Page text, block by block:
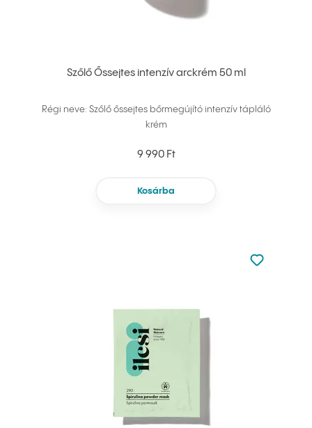
Szőlő Őssejtes intenzív arckrém 50 ml
Régi neve: Szőlő őssejtes bőrmegújító intenzív tápláló
krém
9 990 Ft
Kosárba
Nincsen
Hozzáadás